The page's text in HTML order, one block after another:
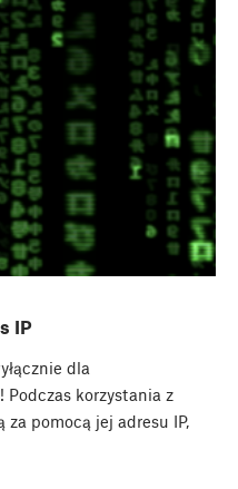
IP
dla
korzystania z
za pomocą jej adresu IP,